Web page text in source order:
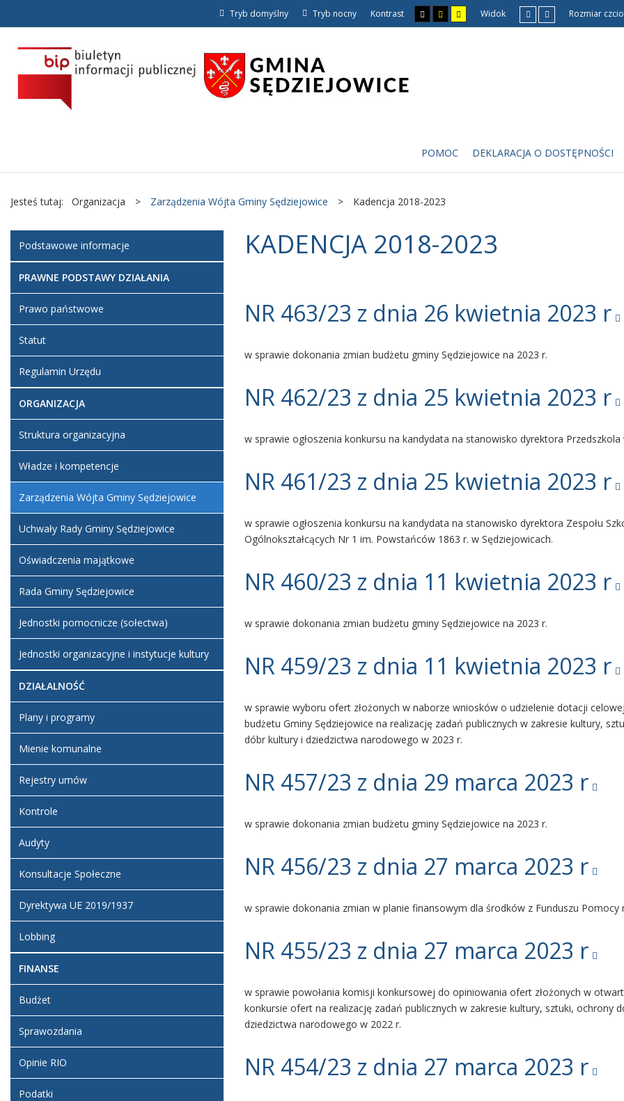
Tryb domyślny Tryb nocny Kontrast Widok Rozmiar
POMOC DEKLARACJA O DOSTĘPNOŚCI
Jesteś tutaj: Organizacja > Zarządzenia Wójta Gminy Sędziejowice > Kadencja 2018-2023
KADENCJA 2018-2023
NR 463/23 z dnia 26 kwietnia 2023 r
w sprawie dokonania zmian budżetu gminy Sędziejowice na 2023 r.
NR 462/23 z dnia 25 kwietnia 2023 r
w sprawie ogłoszenia konkursu na kandydata na stanowisko dyrektora
NR 461/23 z dnia 25 kwietnia 2023 r
w sprawie ogłoszenia konkursu na kandydata na stanowisko dyrektora Zespołu
Ogólnokształcących Nr 1 im. Powstańców 1863 r. w Sędziejowicach.
NR 460/23 z dnia 11 kwietnia 2023 r
w sprawie dokonania zmian budżetu gminy Sędziejowice na 2023 r.
NR 459/23 z dnia 11 kwietnia 2023 r
w sprawie wyboru ofert złożonych w naborze wniosków o udzielenie dotacji
budżetu Gminy Sędziejowice na realizację zadań publicznych w zakresie kultury,
dóbr kultury i dziedzictwa narodowego w 2023 r.
NR 457/23 z dnia 29 marca 2023 r
w sprawie dokonania zmian budżetu gminy Sędziejowice na 2023 r.
NR 456/23 z dnia 27 marca 2023 r
w sprawie dokonania zmian w planie finansowym dla środków z Funduszu Pomocy
NR 455/23 z dnia 27 marca 2023 r
w sprawie powołania komisji konkursowej do opiniowania ofert złożonych w
konkursie ofert na realizację zadań publicznych w zakresie kultury, sztuki, ochrony
dziedzictwa narodowego w 2022 r.
NR 454/23 z dnia 27 marca 2023 r
Podstawowe informacje
PRAWNE PODSTAWY DZIAŁANIA
Prawo państwowe
Statut
Regulamin Urzędu
ORGANIZACJA
Struktura organizacyjna
Władze i kompetencje
Zarządzenia Wójta Gminy Sędziejowice
Uchwały Rady Gminy Sędziejowice
Oświadczenia majątkowe
Rada Gminy Sędziejowice
Jednostki pomocnicze (sołectwa)
Jednostki organizacyjne i instytucje kultury
DZIAŁALNOŚĆ
Plany i programy
Mienie komunalne
Rejestry umów
Kontrole
Audyty
Konsultacje Społeczne
Dyrektywa UE 2019/1937
Lobbing
FINANSE
Budżet
Sprawozdania
Opinie RIO
Podatki